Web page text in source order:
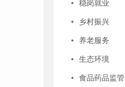
稳岗就业
乡村振兴
养老服务
生态环境
食品药品监管